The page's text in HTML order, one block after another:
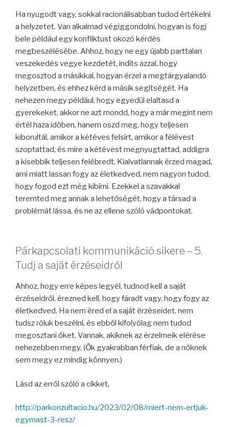
Ha nyugodt vagy, sokkal racionálisabban tudod értékelni
a helyzetet. Van alkalmad végiggondolni, hogyan is fogj
bele például egy konfliktust okozó kérdés
megbeszélésébe. Ahhoz, hogy ne egy újabb parttalan
veszekedés vegye kezdetét, indíts azzal, hogy
megosztod a másikkal, hogyan érzel a megtárgyalandó
helyzetben, és ehhez kérd a másik segítségét. Ha
nehezen megy például, hogy egyedül elaltasd a
gyerekeket, akkor ne azt mondd, hogy a már megint nem
értél haza időben, hanem oszd meg, hogy teljesen
kiborultál, amikor a kétéves felsírt, amikor a félévest
szoptattad, és mire a kétévest megnyugtattad, addigra
a kisebbik teljesen felébredt. Kialvatlannak érzed magad,
ami miatt lassan fogy az életkedved, nem nagyon tudod,
hogy fogod ezt még kibírni. Ezekkel a szavakkal
teremted meg annak a lehetőségét, hogy a társad a
problémát lássa, és ne az ellene szóló vádpontokat.
Párkapcsolati kommunikáció sikere – 5.
Tudj a saját érzéseidről
Ahhoz, hogy erre képes legyél, tudnod kell a saját
érzéseidről, érezned kell, hogy fáradt vagy, hogy fogy az
életkedved. Ha nem éred el a saját érzéseidet, nem
tudsz róluk beszélni, és ebből kifolyólag nem tudod
megosztani őket. Vannak, akiknek az érzelmeik elérése
nehezebben megy. (Ők gyakrabban férfiak, de a nőknek
sem megy ez mindig könnyen.)
Lásd az erről szóló a cikket,
http://parkonzultacio.hu/2023/02/08/miert-nem-ertjuk-
egymast-3-resz/